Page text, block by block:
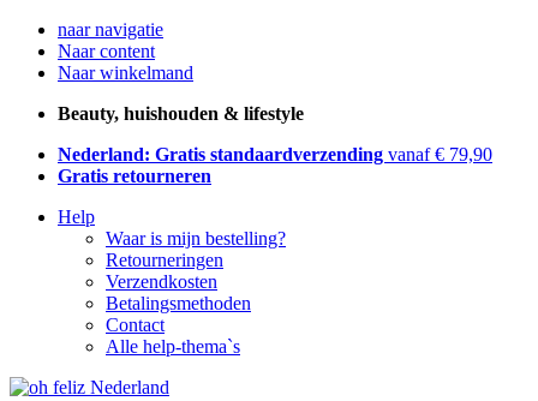
naar navigatie
Naar content
Naar winkelmand
Beauty, huishouden & lifestyle
Nederland: Gratis standaardverzending vanaf € 79,90
Gratis retourneren
Help
Waar is mijn bestelling?
Retourneringen
Verzendkosten
Betalingsmethoden
Contact
Alle help-thema`s